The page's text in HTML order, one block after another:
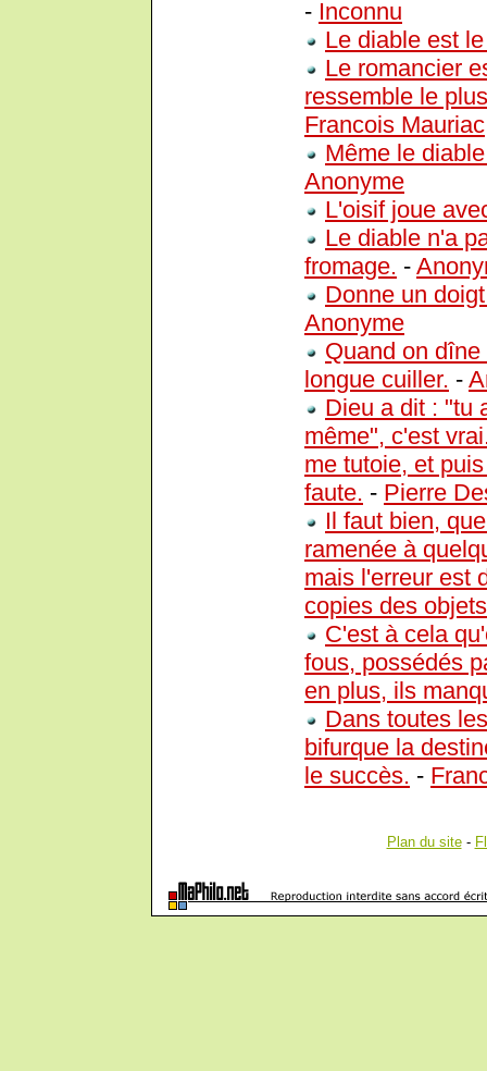
- Inconnu
Le diable est
Le romancier
ressemble le
Francois Mauriac
Même le
Anonyme
L'oisif joue
Le diable n'a
fromage. -
Donne un
Anonyme
Quand on
longue cuiller. -
Dieu a dit : "tu
même", c'est
me tutoie, et
faute. - Pierre
Il faut bien,
ramenée à
mais l'erreur est
copies des
C'est à cela
fous, possédés
en plus, ils
Dans toutes
bifurque la
le succès. -
Plan du site-